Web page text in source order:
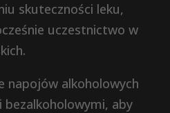
skuteczności leku,
uczestnictwo w
napojów alkoholowych
aby